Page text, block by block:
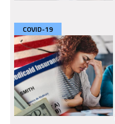
COVID-19